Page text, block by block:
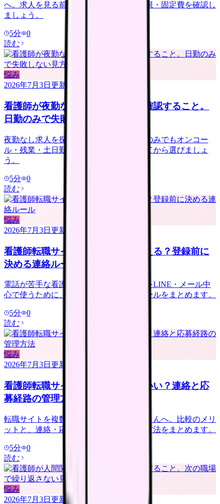
へ。求人を見る前に、夜勤手当・年収下限・固定費を確認し
ましょう。
5分
0
読む
悩み
2026年7月3日 更新
看護師が夜勤なし求人を探す前に確認すること。
日勤のみで失敗しない見方
夜勤なし求人を探す看護師さんへ。日勤のみでもオンコー
ル・残業・土日勤務・年収低下を確認してから選びましょ
う。
5分
0
読む
悩み
2026年7月3日 更新
看護師転職サイトは電話なしで使える？登録前に
決める連絡ルール
電話が苦手な看護師さんへ。転職サイトをLINE・メール中
心で使うために、登録前に決める連絡ルールをまとめます。
5分
0
読む
悩み
2026年7月3日 更新
看護師転職サイトは複数登録していい？連絡と応
募経路の管理方法
転職サイトを複数登録するか迷う看護師さんへ。比較のメリ
ットと、連絡・応募経路で疲れない管理方法をまとめます。
5分
0
読む
悩み
2026年7月3日 更新